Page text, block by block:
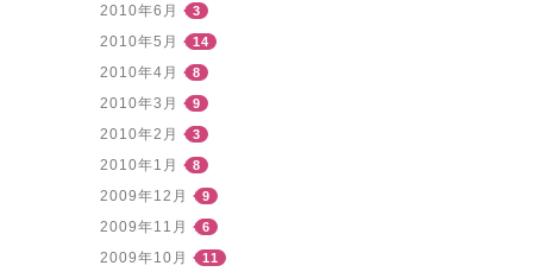
2010年6月 3
2010年5月 14
2010年4月 8
2010年3月 9
2010年2月 3
2010年1月 8
2009年12月 9
2009年11月 6
2009年10月 11